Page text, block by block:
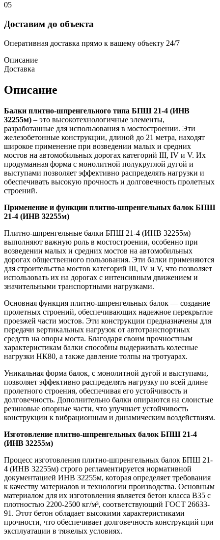
05
Доставим до объекта
Оперативная доставка прямо к вашему объекту 24/7
Описание
Доставка
Описание
Балки плитно-шпренгельного типа БПШ 21-4 (ИНВ
32255м) – это высокотехнологичные элементы,
разработанные для использования в мостостроении. Эти
железобетонные конструкции, длиной до 21 метра, находят
широкое применение при возведении малых и средних
мостов на автомобильных дорогах категорий III, IV и V. Их
продуманная форма с монолитной полукруглой дугой и
выступами позволяет эффективно распределять нагрузки и
обеспечивать высокую прочность и долговечность пролетных
строений.
Применение и функции плитно-шпренгельных балок БПШ
21-4 (ИНВ 32255м)
Плитно-шпренгельные балки БПШ 21-4 (ИНВ 32255м)
выполняют важную роль в мостостроении, особенно при
возведении малых и средних мостов на автомобильных
дорогах общественного пользования. Эти балки применяются
для строительства мостов категорий III, IV и V, что позволяет
использовать их на дорогах с интенсивным движением и
значительными транспортными нагрузками.
Основная функция плитно-шпренгельных балок — создание
пролетных строений, обеспечивающих надежное перекрытие
проезжей части мостов. Эти конструкции предназначены для
передачи вертикальных нагрузок от автотранспортных
средств на опоры моста. Благодаря своим прочностным
характеристикам балки способны выдерживать колесные
нагрузки НК80, а также давление толпы на тротуарах.
Уникальная форма балок, с монолитной дугой и выступами,
позволяет эффективно распределять нагрузку по всей длине
пролетного строения, обеспечивая его устойчивость и
долговечность. Дополнительно балки опираются на слоистые
резиновые опорные части, что улучшает устойчивость
конструкции к вибрационным и динамическим воздействиям.
Изготовление плитно-шпренгельных балок БПШ 21-4
(ИНВ 32255м)
Процесс изготовления плитно-шпренгельных балок БПШ 21-
4 (ИНВ 32255м) строго регламентируется нормативной
документацией ИНВ 32255м, которая определяет требования
к качеству материалов и технологии производства. Основным
материалом для их изготовления является бетон класса В35 с
плотностью 2200-2500 кг/м³, соответствующий ГОСТ 26633-
91. Этот бетон обладает высокими характеристиками
прочности, что обеспечивает долговечность конструкций при
эксплуатации в тяжелых условиях.